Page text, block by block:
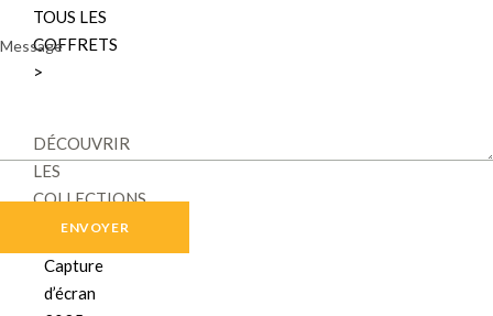
TOUS LES
COFFRETS
>
DÉCOUVRIR
LES
COLLECTIONS
Message